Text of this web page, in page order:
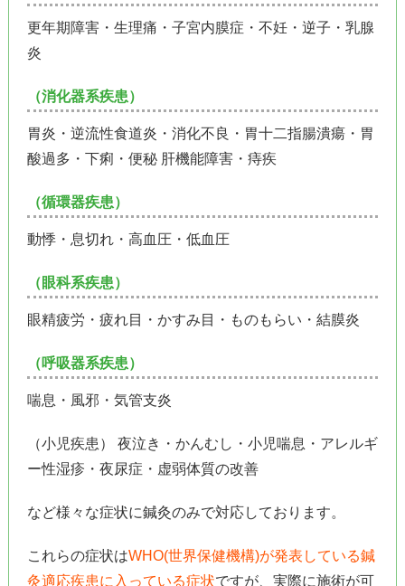
更年期障害・生理痛・子宮内膜症・不妊・逆子・乳腺
炎
（消化器系疾患）
胃炎・逆流性食道炎・消化不良・胃十二指腸潰瘍・胃
酸過多・下痢・便秘 肝機能障害・痔疾
（循環器疾患）
動悸・息切れ・高血圧・低血圧
（眼科系疾患）
眼精疲労・疲れ目・かすみ目・ものもらい・結膜炎
（呼吸器系疾患）
喘息・風邪・気管支炎
（小児疾患） 夜泣き・かんむし・小児喘息・アレルギ
ー性湿疹・夜尿症・虚弱体質の改善
など様々な症状に鍼灸のみで対応しております。
これらの症状はWHO(世界保健機構)が発表している鍼
灸適応疾患に入っている症状ですが、実際に施術が可